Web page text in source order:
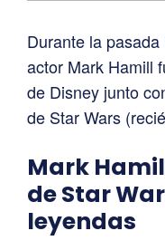
Durante la
actor Mark Hamill
de Disney junto
de Star Wars
Mark
de Star
leyendas